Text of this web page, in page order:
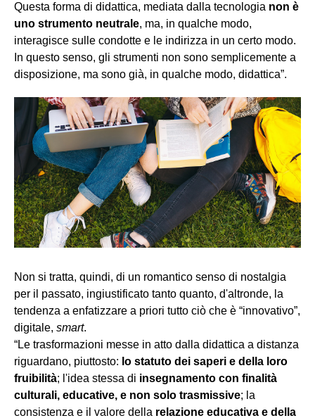
Questa forma di didattica, mediata dalla tecnologia non è
uno strumento neutrale, ma, in qualche modo,
interagisce sulle condotte e le indirizza in un certo modo.
In questo senso, gli strumenti non sono semplicemente a
disposizione, ma sono già, in qualche modo, didattica”.
Non si tratta, quindi, di un romantico senso di nostalgia
per il passato, ingiustificato tanto quanto, d'altronde, la
tendenza a enfatizzare a priori tutto ciò che è “innovativo”,
digitale, smart.
“Le trasformazioni messe in atto dalla didattica a distanza
riguardano, piuttosto: lo statuto dei saperi e della loro
fruibilità; l'idea stessa di insegnamento con finalità
culturali, educative, e non solo trasmissive; la
consistenza e il valore della relazione educativa e della